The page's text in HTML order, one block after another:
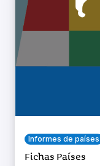
Informes de países
Fichas Países